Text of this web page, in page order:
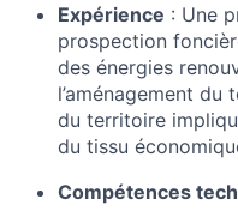
Expérience : Une
prospection
des énergies
l’aménagement
du territoire
du tissu
Compétences